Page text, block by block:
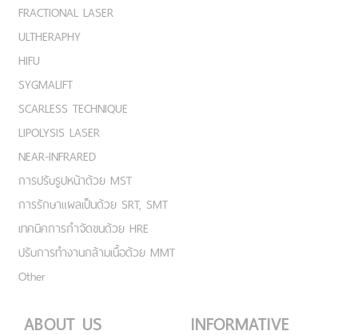
FRACTIONAL LASER
ULTHERAPHY
HIFU
SYGMALIFT
SCARLESS TECHNIQUE
LIPOLYSIS LASER
NEAR-INFRARED
การปรับรูปหน้าด้วย MST
การรักษาแผลเป็นด้วย SRT, SMT
เทคนิคการกำจัดขนด้วย HRE
ปรับการทำงานกล้ามเนื้อด้วย MMT
Other
ABOUT US INFORMATIVE